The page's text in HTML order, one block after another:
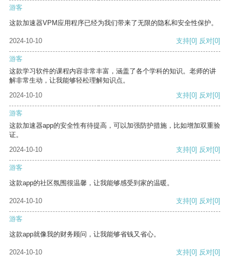
游客
这款加速器VPM应用程序已经为我们带来了无限的隐私和安全性保护。
2024-10-10 支持[0] 反对[0]
游客
这款学习软件的课程内容非常丰富，涵盖了各个学科的知识。老师的讲
解非常生动，让我能够轻松理解知识点。
2024-10-10
支持[0] 反对[0]
游客
这款加速器app的安全性有待提高，可以加强防护措施，比如增加双重验
证。
2024-10-10
支持[0] 反对[0]
游客
这款app的社区氛围很温馨，让我能够感受到家的温暖。
2024-10-10 支持[0] 反对[0]
游客
这款app就像我的财务顾问，让我能够省钱又省心。
2024-10-10 支持[0] 反对[0]